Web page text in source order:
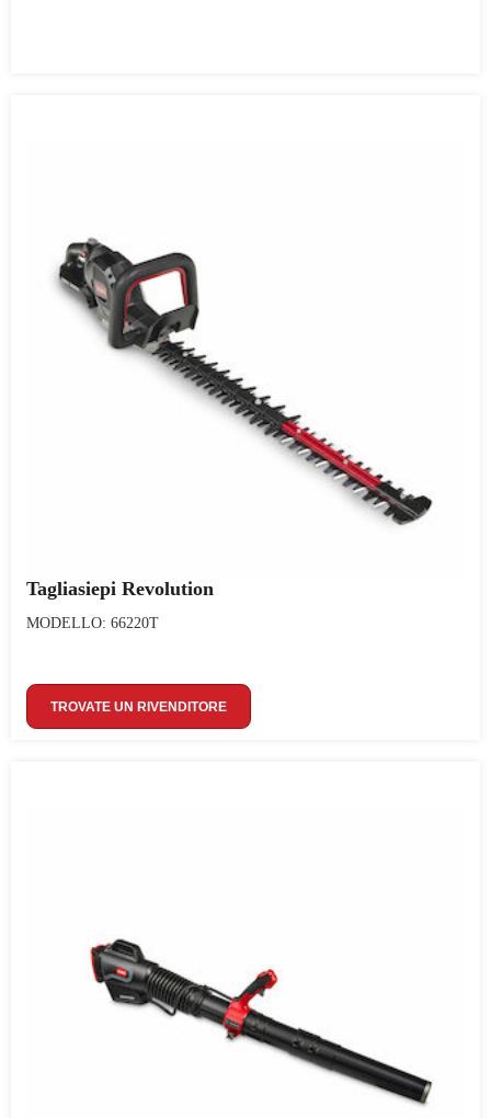
Tagliasiepi Revolution
MODELLO: 66220T
TROVATE UN RIVENDITORE